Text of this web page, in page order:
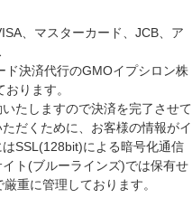
、マスターカード、JCB、ア
ド決済代行のGMOイプシロン株
ります。
たしますので決済を完了させて
だくために、お客様の情報がイ
SSL(128bit)による暗号化通信
ト(ブルーラインズ)では保有せ
重に管理しております。